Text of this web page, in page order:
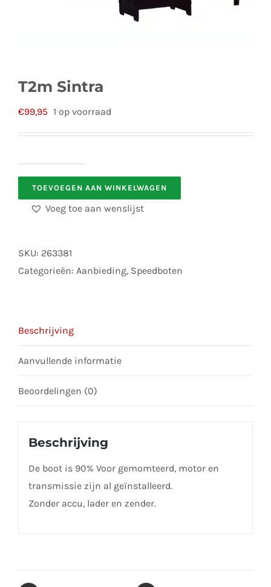
T2m Sintra
€99,95 1 op voorraad
Sintra
aantal
TOEVOEGEN AAN WINKELWAGEN
Voeg toe aan wenslijst
SKU: 263381
Categorieën: Aanbieding, Speedboten
Beschrijving
Aanvullende informatie
Beoordelingen (0)
Beschrijving
De boot is 90% Voor gemomteerd, motor en
transmissie zijn al geïnstalleerd.
Zonder accu, lader en zender.